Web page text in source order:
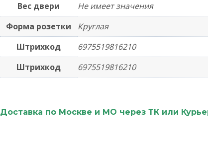
Вес двери
Не имеет значения
Форма розетки
Круглая
Штрихкод
6975519816210
Штрихкод
6975519816210
Доставка по Москве и МО через ТК или